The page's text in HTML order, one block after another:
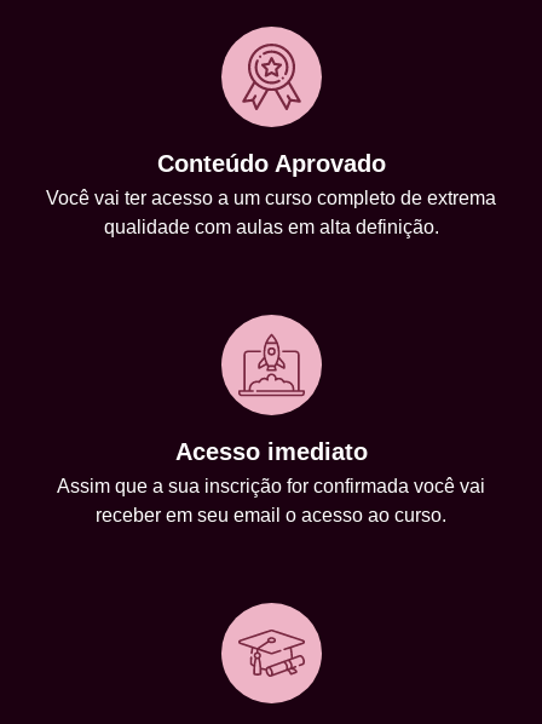
Conteúdo Aprovado
Você vai ter acesso a um curso completo de extrema
qualidade com aulas em alta definição.
Acesso imediato
Assim que a sua inscrição for confirmada você vai
receber em seu email o acesso ao curso.